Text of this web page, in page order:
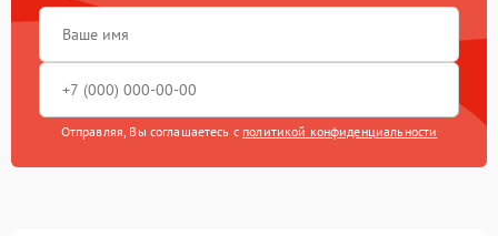
Отправляя, Вы соглашаетесь с политикой конфиденциальности